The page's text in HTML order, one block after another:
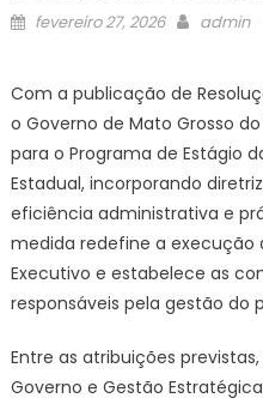
Posted
fevereiro 27, 2026 Author
admin
Com a publicação de
o Governo de Mato Grosso
para o Programa de Estágio
Estadual, incorporando
eficiência administrativa e
medida redefine a execução
Executivo e estabelece as
responsáveis pela gestão do
Entre as atribuições
Governo e Gestão